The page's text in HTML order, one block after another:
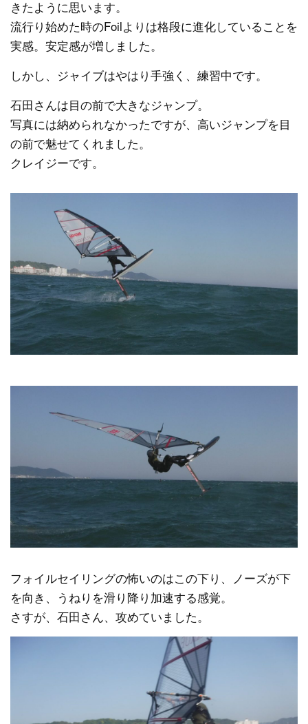
きたように思います。
流行り始めた時のFoilよりは格段に進化していることを
実感。安定感が増しました。
しかし、ジャイブはやはり手強く、練習中です。
石田さんは目の前で大きなジャンプ。
写真には納められなかったですが、高いジャンプを目
の前で魅せてくれました。
クレイジーです。
フォイルセイリングの怖いのはこの下り、ノーズが下
を向き、うねりを滑り降り加速する感覚。
さすが、石田さん、攻めていました。